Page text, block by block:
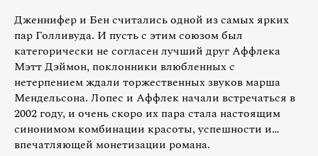
Дженнифер и Бен считались одной из самых ярких
пар Голливуда. И пусть с этим союзом был
категорически не согласен лучший друг Аффлека
Мэтт Дэймон, поклонники влюбленных с
нетерпением ждали торжественных звуков марша
Мендельсона. Лопес и Аффлек начали встречаться в
2002 году, и очень скоро их пара стала настоящим
синонимом комбинации красоты, успешности и…
впечатляющей монетизации романа.